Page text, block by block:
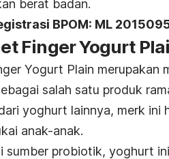
berat badan.
BPOM: ML
Finger Yogurt
Yogurt Plain merupakan
salah satu produk
yoghurt lainnya, merk ini
anak-anak.
sumber probiotik, yoghurt